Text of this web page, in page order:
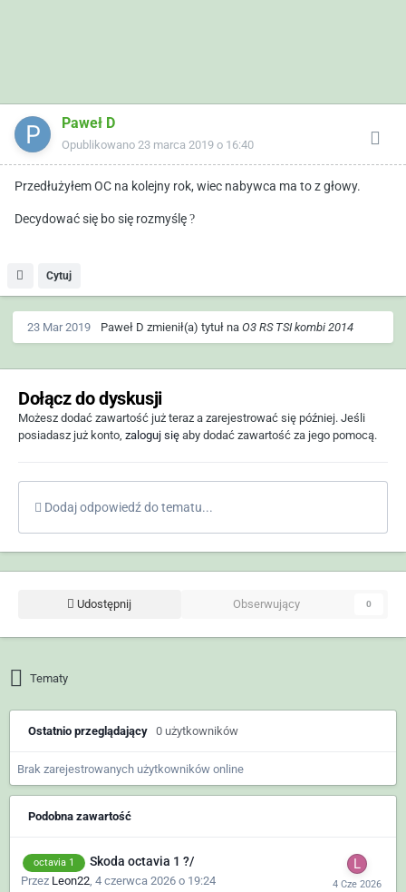
Paweł D
Opublikowano 23 marca 2019 o 16:40
Przedłużyłem OC na kolejny rok, wiec nabywca ma to z głowy.
Decydować się bo się rozmyślę?
Cytuj
23 Mar 2019 Paweł D zmienił(a) tytuł na O3 RS TSI kombi 2014
Dołącz do dyskusji
Możesz dodać zawartość już teraz a zarejestrować się później. Jeśli
posiadasz już konto, zaloguj się aby dodać zawartość za jego pomocą.
Dodaj odpowiedź do tematu...
Udostępnij Obserwujący 0
Tematy
Ostatnio przeglądający 0 użytkowników
Brak zarejestrowanych użytkowników online
Podobna zawartość
octavia 1 Skoda octavia 1 ?/
Przez Leon22 4 czerwca 2026 o 19:24